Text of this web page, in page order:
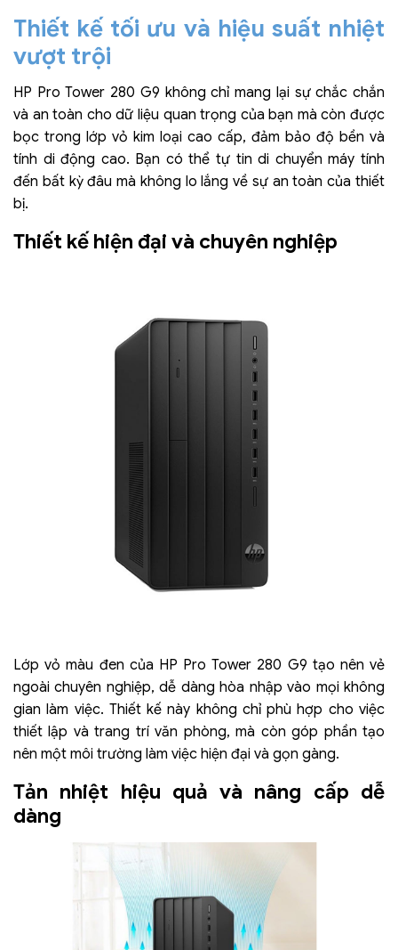
Thiết kế tối ưu và hiệu suất nhiệt
vượt trội
HP Pro Tower 280 G9 không chỉ mang lại sự chắc chắn
và an toàn cho dữ liệu quan trọng của bạn mà còn được
bọc trong lớp vỏ kim loại cao cấp, đảm bảo độ bền và
tính di động cao. Bạn có thể tự tin di chuyển máy tính
đến bất kỳ đâu mà không lo lắng về sự an toàn của thiết
bị.
Thiết kế hiện đại và chuyên nghiệp
Lớp vỏ màu đen của HP Pro Tower 280 G9 tạo nên vẻ
ngoài chuyên nghiệp, dễ dàng hòa nhập vào mọi không
gian làm việc. Thiết kế này không chỉ phù hợp cho việc
thiết lập và trang trí văn phòng, mà còn góp phần tạo
nên một môi trường làm việc hiện đại và gọn gàng.
Tản nhiệt hiệu quả và nâng cấp dễ
dàng